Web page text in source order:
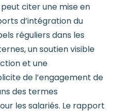
citer une mise en
d’intégration du
réguliers dans les
un soutien visible
et une
de l’engagement de
des termes
les salariés. Le rapport